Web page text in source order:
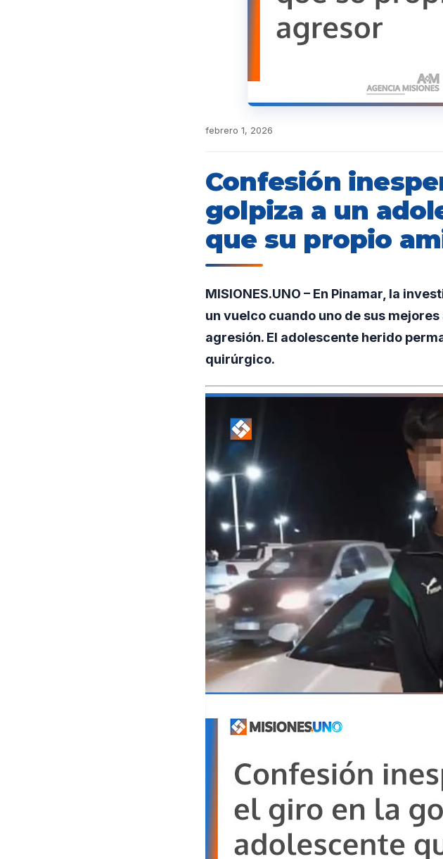
febrero 1, 2026
Confesión
golpiza a un
que su propio
MISIONES.UNO – En Pinamar, la
un vuelco cuando uno de sus
agresión. El adolescente herido
quirúrgico.